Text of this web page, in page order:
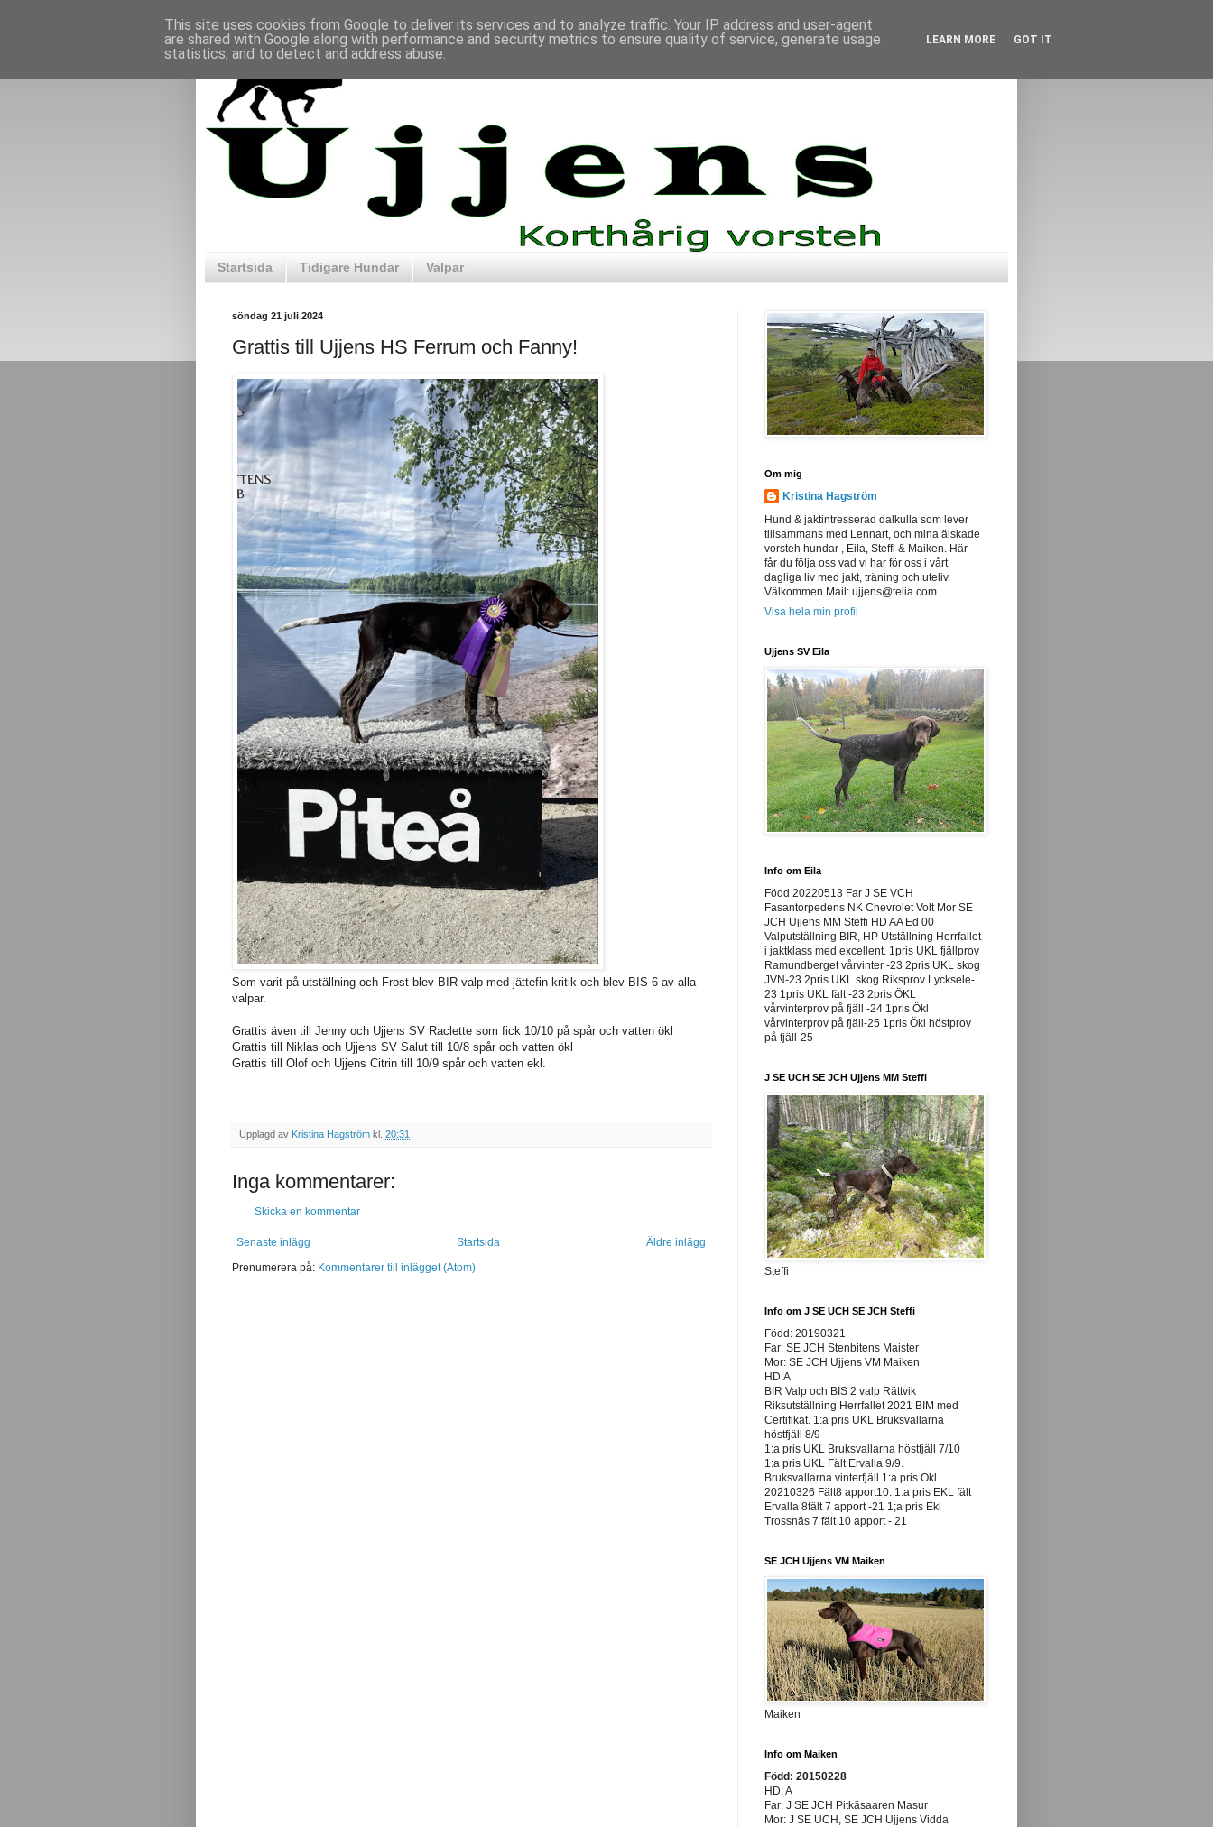
Startsida Tidigare Hundar Valpar
söndag 21 juli 2024
Grattis till Ujjens HS Ferrum och Fanny!
Som varit på utställning och Frost blev BIR valp med jättefin kritik och blev BIS 6 av alla
valpar.
Grattis även till Jenny och Ujjens SV Raclette som fick 10/10 på spår och vatten ökl
Grattis till Niklas och Ujjens SV Salut till 10/8 spår och vatten ökl
Grattis till Olof och Ujjens Citrin till 10/9 spår och vatten ekl.
Upplagd av Kristina Hagström kl. 20:31
Inga kommentarer:
Skicka en kommentar
Senaste inlägg Äldre inlägg
Startsida
Prenumerera på: Kommentarer till inlägget (Atom)
Om mig
Kristina Hagström
Hund & jaktintresserad dalkulla som lever
tillsammans med Lennart, och mina älskade
vorsteh hundar , Eila, Steffi & Maiken. Här
får du följa oss vad vi har för oss i vårt
dagliga liv med jakt, träning och uteliv.
Välkommen Mail: ujjens@telia.com
Visa hela min profil
Ujjens SV Eila
Info om Eila
Född 20220513 Far J SE VCH
Fasantorpedens NK Chevrolet Volt Mor SE
JCH Ujjens MM Steffi HD AA Ed 00
Valputställning BIR, HP Utställning Herrfallet
i jaktklass med excellent. 1pris UKL fjällprov
Ramundberget vårvinter -23 2pris UKL skog
JVN-23 2pris UKL skog Riksprov Lycksele-
23 1pris UKL fält -23 2pris ÖKL
vårvinterprov på fjäll -24 1pris Ökl
vårvinterprov på fjäll-25 1pris Ökl höstprov
på fjäll-25
J SE UCH SE JCH Ujjens MM Steffi
Steffi
Info om J SE UCH SE JCH Steffi
Född: 20190321
Far: SE JCH Stenbitens Maister
Mor: SE JCH Ujjens VM Maiken
HD:A
BIR Valp och BIS 2 valp Rättvik
Riksutställning Herrfallet 2021 BIM med
Certifikat. 1:a pris UKL Bruksvallarna
höstfjäll 8/9
1:a pris UKL Bruksvallarna höstfjäll 7/10
1:a pris UKL Fält Ervalla 9/9.
Bruksvallarna vinterfjäll 1:a pris Ökl
20210326 Fält8 apport10. 1:a pris EKL fält
Ervalla 8fält 7 apport -21 1;a pris Ekl
Trossnäs 7 fält 10 apport - 21
SE JCH Ujjens VM Maiken
Maiken
Info om Maiken
Född: 20150228
HD: A
Far: J SE JCH Pitkäsaaren Masur
Mor: J SE UCH, SE JCH Ujjens Vidda
This site uses cookies from Google to deliver its services and to analyze traffic. Your IP address and user-agent
are shared with Google along with performance and security metrics to ensure quality of service, generate usage
statistics, and to detect and address abuse.
LEARN MORE GOT IT